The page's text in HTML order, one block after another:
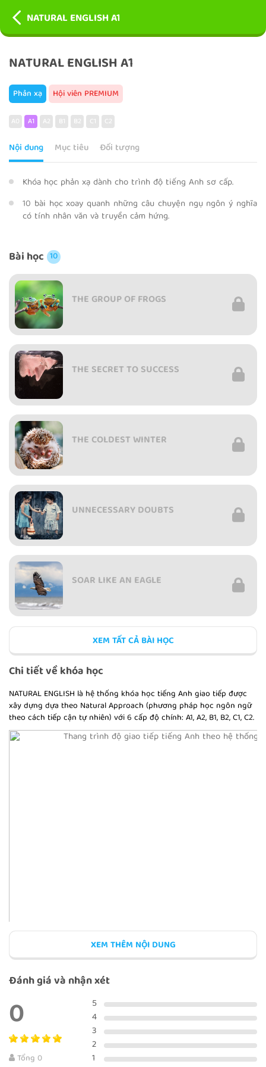
NATURAL ENGLISH A1
NATURAL ENGLISH A1
Phản xạ Hội viên PREMIUM
A0 A1 A2 B1 B2 C1 C2
Nội dung Mục tiêu Đối tượng
Khóa học phản xạ dành cho trình độ tiếng Anh sơ cấp.
10 bài học xoay quanh những câu chuyện ngụ ngôn ý nghĩa
có tính nhân văn và truyền cảm hứng.
Bài học 10
THE GROUP OF FROGS
THE SECRET TO SUCCESS
THE COLDEST WINTER
UNNECESSARY DOUBTS
SOAR LIKE AN EAGLE
THE GREEDY LION
A LESSON IN GIVING
A POUND OF BUTTER
XEM TẤT CẢ BÀI HỌC
Chi tiết về khóa học
NATURAL ENGLISH là hệ thống khóa học tiếng Anh giao tiếp được
xây dựng dựa theo Natural Approach (phương pháp học ngôn ngữ
theo cách tiếp cận tự nhiên) với 6 cấp độ chính: A1, A2, B1, B2, C1, C2.
XEM THÊM NỘI DUNG
Đánh giá và nhận xét
0
Tổng 0
5
4
3
2
1